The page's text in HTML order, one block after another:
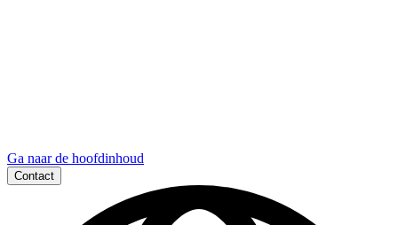
Ga naar de hoofdinhoud
Contact